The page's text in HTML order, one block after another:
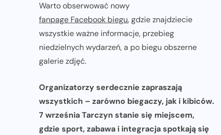
Warto obserwować nowy
fanpage Facebook biegu, gdzie znajdziecie
wszystkie ważne informacje, przebieg
niedzielnych wydarzeń, a po biegu obszerne
galerie zdjęć.
Organizatorzy serdecznie zapraszają
wszystkich – zarówno biegaczy, jak i kibiców.
7 września Tarczyn stanie się miejscem,
gdzie sport, zabawa i integracja spotkają się